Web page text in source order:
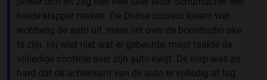
harde klapper maken. De Duitse coureur kwam wat
wobbelig de auto uit, maar liet over de boordradio oke
te zijn. Hij wist niet wat er gebeurde, maar raakte de
volledige controle over zijn auto kwijt. De klap was zo
hard dat de achterkant van de auto er volledig af lag.